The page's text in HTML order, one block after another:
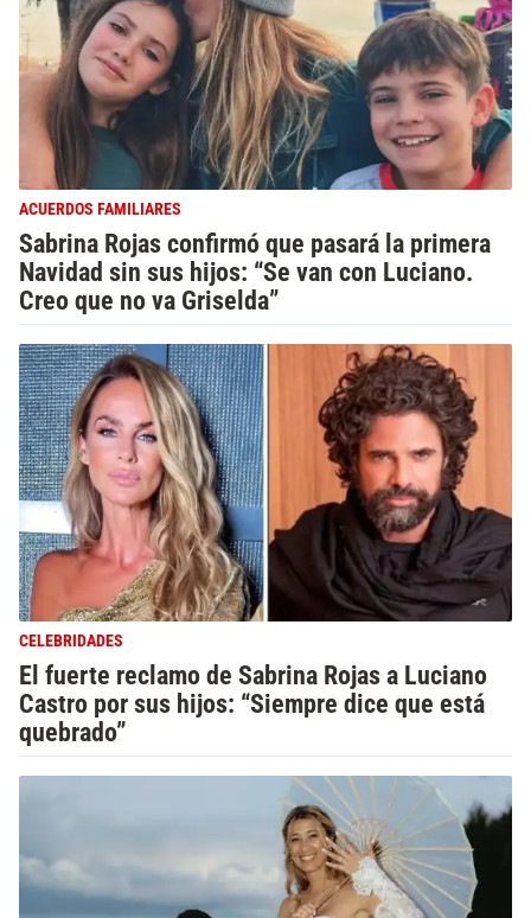
ACUERDOS FAMILIARES
Sabrina Rojas confirmó que pasará la primera
Navidad sin sus hijos: “Se van con Luciano.
Creo que no va Griselda”
CELEBRIDADES
El fuerte reclamo de Sabrina Rojas a Luciano
Castro por sus hijos: “Siempre dice que está
quebrado”